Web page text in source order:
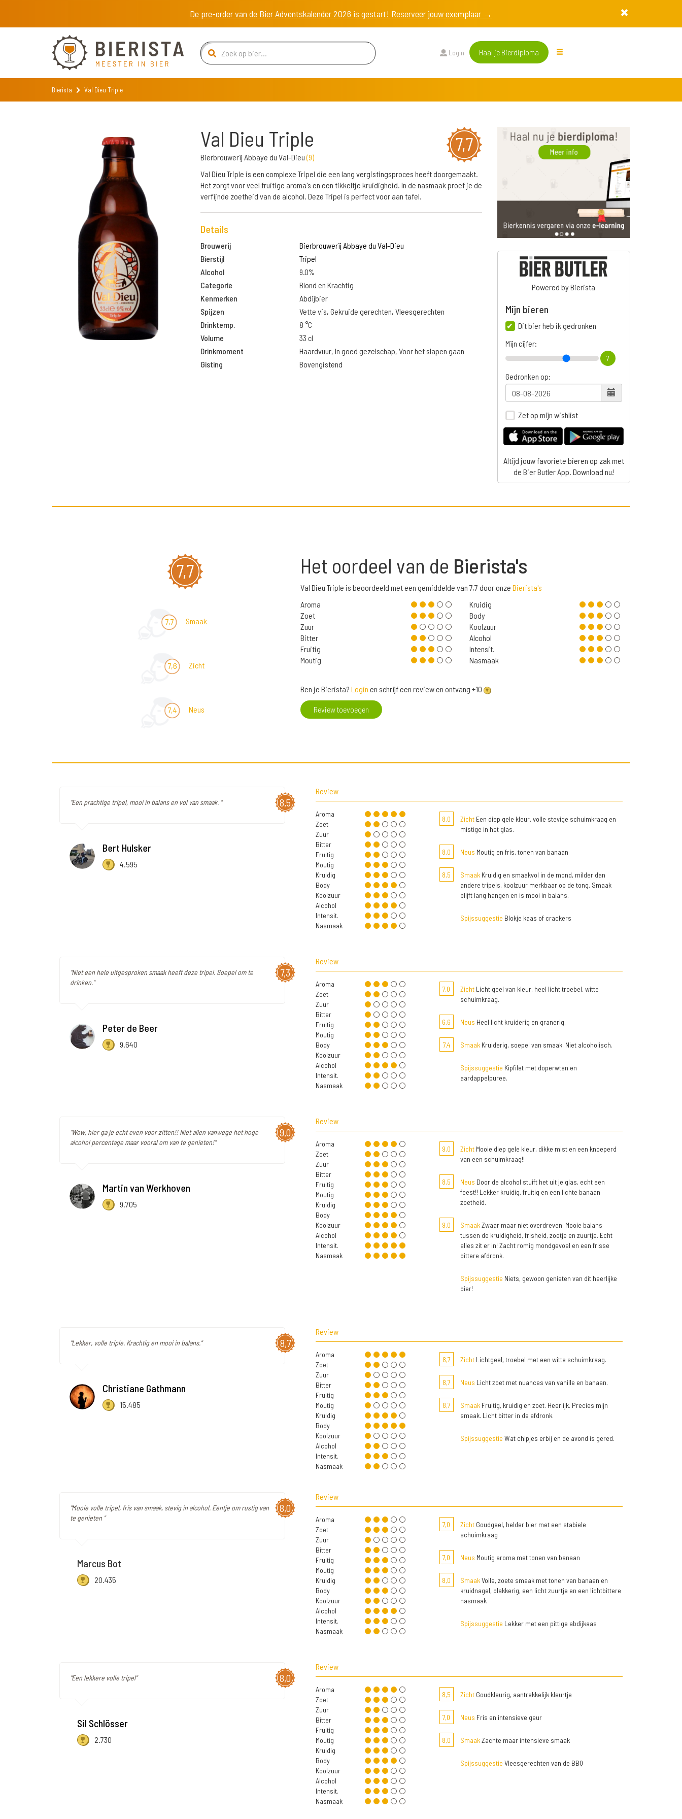
De pre-order van de Bier Adventskalender 2026 is gestart! Reserveer jouw exemplaar →
Login Haal je Bierdiploma
Bierista Val Dieu Triple
7,7
Val Dieu Triple
Bierbrouwerij Abbaye du Val-Dieu(9)
Val Dieu Triple is een complexe Tripel die een lang vergistingsproces heeft doorgemaakt.
Het zorgt voor veel fruitige aroma's en een tikkeltje kruidigheid. In de nasmaak proef je de
verfijnde zoetheid van de alcohol. Deze Tripel is perfect voor aan tafel.
Details
Brouwerij
Bierbrouwerij Abbaye du Val-Dieu
Bierstijl
Tripel
Alcohol
9.0%
Categorie
Blond en Krachtig
Kenmerken
Abdijbier
Spijzen
Vette vis, Gekruide gerechten, Vleesgerechten
Drinktemp.
8 °C
Volume
33 cl
Drinkmoment
Haardvuur, In goed gezelschap, Voor het slapen gaan
Gisting
Bovengistend
Powered by Bierista
Mijn bieren
Dit bier heb ik gedronken
Mijn cijfer:
7
Gedronken op:
Zet op mijn wishlist
Altijd jouw favoriete bieren op zak met
de Bier Butler App. Download nu!
7,7
7,7 Smaak
7,6 Zicht
7,4 Neus
Het oordeel van de Bierista's
Val Dieu Triple is beoordeeld met een gemiddelde van 7,7 door onze Bierista's
Aroma
Zoet
Zuur
Bitter
Fruitig
Moutig
Kruidig
Body
Koolzuur
Alcohol
Intensit.
Nasmaak
Ben je Bierista? Login en schrijf een review en ontvang +10
Review toevoegen
8,5
"Een prachtige tripel, mooi in balans en vol van smaak. "
Bert Hulsker
4.595
Review
Aroma
Zoet
Zuur
Bitter
Fruitig
Moutig
Kruidig
Body
Koolzuur
Alcohol
Intensit.
Nasmaak
8,0 ZichtEen diep gele kleur, volle stevige schuimkraag en
mistige in het glas.
8,0 Neus Moutig en fris, tonen van banaan
8,5 SmaakKruidig en smaakvol in de mond, milder dan
andere tripels, koolzuur merkbaar op de tong. Smaak
blijft lang hangen en is mooi in balans.
Spijssuggestie Blokje kaas of crackers
7,3
"Niet een hele uitgesproken smaak heeft deze tripel. Soepel om te
drinken."
Peter de Beer
9.640
Review
Aroma
Zoet
Zuur
Bitter
Fruitig
Moutig
Body
Koolzuur
Alcohol
Intensit.
Nasmaak
7,0 ZichtLicht geel van kleur, heel licht troebel, witte
schuimkraag.
6,6 Neus Heel licht kruiderig en granerig.
7,4 SmaakKruiderig, soepel van smaak. Niet alcoholisch.
Spijssuggestie Kipfilet met doperwten en
aardappelpuree.
9,0
"Wow, hier ga je echt even voor zitten!! Niet allen vanwege het hoge
alcohol percentage maar vooral om van te genieten!"
Martin van Werkhoven
9.705
Review
Aroma
Zoet
Zuur
Bitter
Fruitig
Moutig
Kruidig
Body
Koolzuur
Alcohol
Intensit.
Nasmaak
9,0 ZichtMooie diep gele kleur, dikke mist en een knoeperd
van een schuimkraag!!
8,5 Neus Door de alcohol stuift het uit je glas, echt een
feest!! Lekker kruidig, fruitig en een lichte banaan
zoetheid.
9,0 SmaakZwaar maar niet overdreven. Mooie balans
tussen de kruidigheid, frisheid, zoetje en zuurtje. Echt
alles zit er in! Zacht romig mondgevoel en een frisse
bittere afdronk.
Spijssuggestie Niets, gewoon genieten van dit heerlijke
bier!
8,7
"Lekker, volle triple. Krachtig en mooi in balans."
Christiane Gathmann
15.485
Review
Aroma
Zoet
Zuur
Bitter
Fruitig
Moutig
Kruidig
Body
Koolzuur
Alcohol
Intensit.
Nasmaak
8,7 ZichtLichtgeel, troebel met een witte schuimkraag.
8,7 Neus Licht zoet met nuances van vanille en banaan.
8,7 SmaakFruitig, kruidig en zoet. Heerlijk. Precies mijn
smaak. Licht bitter in de afdronk.
Spijssuggestie Wat chipjes erbij en de avond is gered.
8,0
"Mooie volle tripel, fris van smaak, stevig in alcohol. Eentje om rustig van
te genieten "
Marcus Bot
20.435
Review
Aroma
Zoet
Zuur
Bitter
Fruitig
Moutig
Kruidig
Body
Koolzuur
Alcohol
Intensit.
Nasmaak
7,0 ZichtGoudgeel, helder bier met een stabiele
schuimkraag
7,0 Neus Moutig aroma met tonen van banaan
8,0 SmaakVolle, zoete smaak met tonen van banaan en
kruidnagel, plakkerig, een licht zuurtje en een lichtbittere
nasmaak
Spijssuggestie Lekker met een pittige abdijkaas
8,0
"Een lekkere volle tripel"
Sil Schlösser
2.730
Review
Aroma
Zoet
Zuur
Bitter
Fruitig
Moutig
Kruidig
Body
Koolzuur
Alcohol
Intensit.
Nasmaak
8,5 ZichtGoudkleurig, aantrekkelijk kleurtje
7,0 Neus Fris en intensieve geur
8,0 SmaakZachte maar intensieve smaak
Spijssuggestie Vleesgerechten van de BBQ